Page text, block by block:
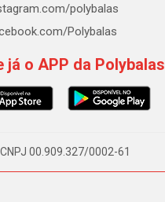
polybalas
Polybalas
já o APP da Polybalas
00.909.327/0002-61